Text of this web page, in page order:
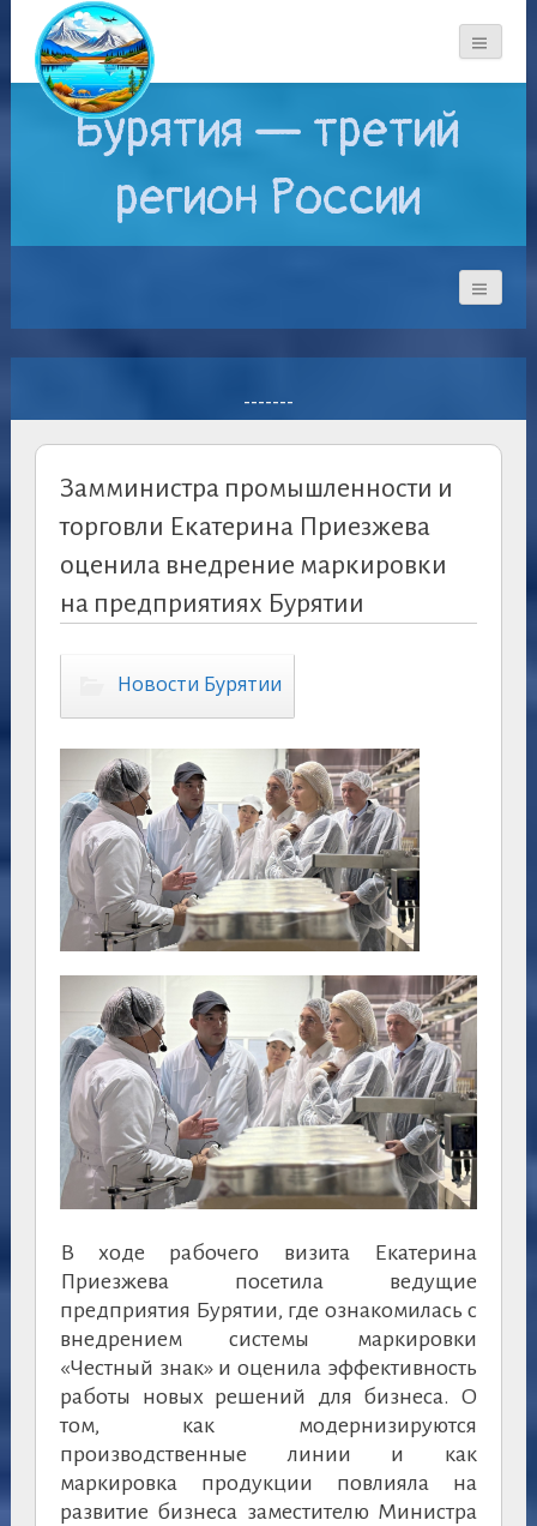
Бурятия — третий
регион России
-------
Замминистра промышленности и
торговли Екатерина Приезжева
оценила внедрение маркировки
на предприятиях Бурятии
Новости Бурятии
В ходе рабочего визита Екатерина
Приезжева посетила ведущие
предприятия Бурятии, где ознакомилась с
внедрением системы маркировки
«Честный знак» и оценила эффективность
работы новых решений для бизнеса. О
том, как модернизируются
производственные линии и как
маркировка продукции повлияла на
развитие бизнеса заместителю Министра